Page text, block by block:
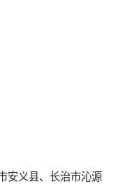
安义县、长治市沁源